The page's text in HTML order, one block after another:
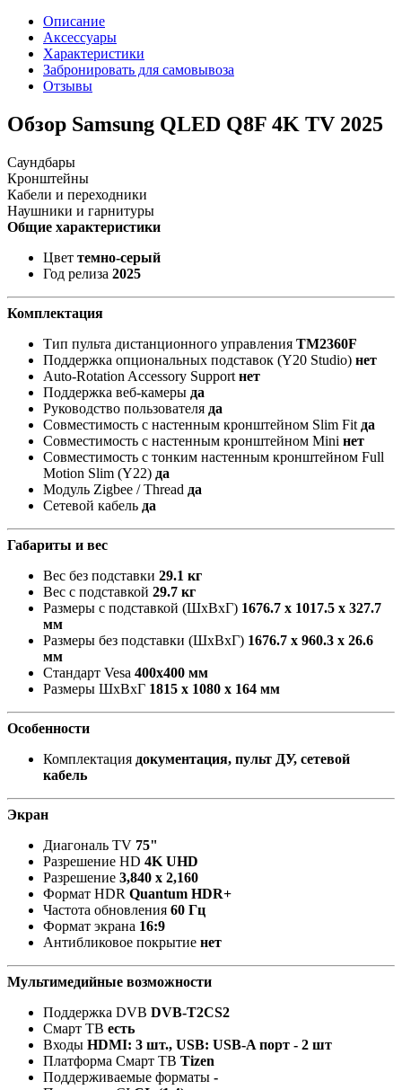
Описание
Аксессуары
Характеристики
Забронировать для самовывоза
Отзывы
Обзор Samsung QLED Q8F 4K TV 2025
Саундбары
Кронштейны
Кабели и переходники
Наушники и гарнитуры
Общие характеристики
Цвет темно-серый
Год релиза 2025
Комплектация
Тип пульта дистанционного управления TM2360F
Поддержка опциональных подставок (Y20 Studio) нет
Auto-Rotation Accessory Support нет
Поддержка веб-камеры да
Руководство пользователя да
Совместимость с настенным кронштейном Slim Fit да
Совместимость с настенным кронштейном Mini нет
Совместимость с тонким настенным кронштейном Full
Motion Slim (Y22) да
Модуль Zigbee / Thread да
Сетевой кабель да
Габариты и вес
Вес без подставки 29.1 кг
Вес с подставкой 29.7 кг
Размеры с подставкой (ШxВxГ) 1676.7 x 1017.5 x 327.7
мм
Размеры без подставки (ШxВxГ) 1676.7 x 960.3 x 26.6
мм
Стандарт Vesa 400х400 мм
Размеры ШxВxГ 1815 x 1080 x 164 мм
Особенности
Комплектация документация, пульт ДУ, сетевой
кабель
Экран
Диагональ TV 75"
Разрешение HD 4K UHD
Разрешение 3,840 x 2,160
Формат HDR Quantum HDR+
Частота обновления 60 Гц
Формат экрана 16:9
Антибликовое покрытие нет
Мультимедийные возможности
Поддержка DVB DVB-T2CS2
Смарт ТВ есть
Входы HDMI: 3 шт., USB: USB-A порт - 2 шт
Платформа Смарт ТВ Tizen
Поддерживаемые форматы -